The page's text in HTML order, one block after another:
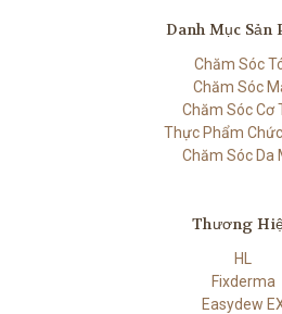
Danh Mục Sản
Chăm Sóc
Chăm Sóc
Chăm Sóc Cơ
Thực Phẩm
Chăm Sóc Da
Thương
HL
Fixderma
Easydew